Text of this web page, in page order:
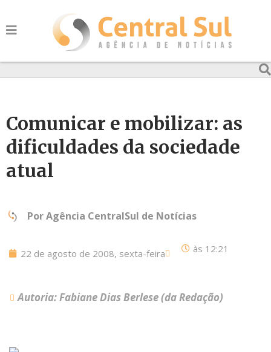
Comunicar e mobilizar: as
dificuldades da sociedade
atual
PorAgência CentralSul de Notícias
22 de agosto de 2008, sexta-feira às 12:21
Autoria: Fabiane Dias Berlese (da Redação)